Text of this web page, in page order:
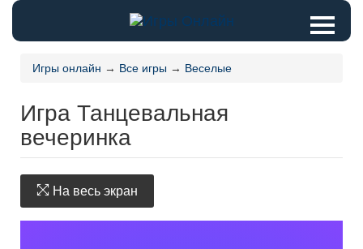
Игры онлайн → Все игры → Веселые
Игра Танцевальная
вечеринка
На весь экран